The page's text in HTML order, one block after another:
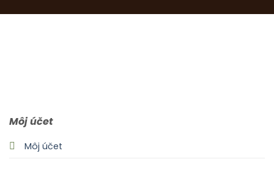
Môj účet
Môj účet